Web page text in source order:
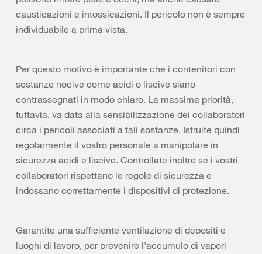
causticazioni e intossicazioni. Il pericolo non è sempre
individuabile a prima vista.
Per questo motivo è importante che i contenitori con
sostanze nocive come acidi o liscive siano
contrassegnati in modo chiaro. La massima priorità,
tuttavia, va data alla sensibilizzazione dei collaboratori
circa i pericoli associati a tali sostanze. Istruite quindi
regolarmente il vostro personale a manipolare in
sicurezza acidi e liscive. Controllate inoltre se i vostri
collaboratori rispettano le regole di sicurezza e
indossano correttamente i dispositivi di protezione.
Garantite una sufficiente ventilazione di depositi e
luoghi di lavoro, per prevenire l'accumulo di vapori